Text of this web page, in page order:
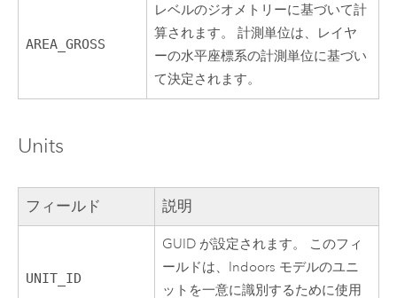
AREA_GROSS
レベルのジオメトリーに基づいて計
算されます。 計測単位は、レイヤ
ーの水平座標系の計測単位に基づい
て決定されます。
Units
フィールド 説明
UNIT_ID
GUID が設定されます。 このフィ
ールドは、 Indoors モデルのユニ
ットを一意に識別するために使用